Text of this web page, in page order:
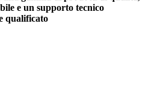
e un supporto tecnico
qualificato